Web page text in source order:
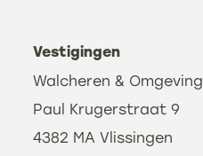
Vestigingen
Walcheren & Omgeving
Paul Krugerstraat 9
4382 MA Vlissingen